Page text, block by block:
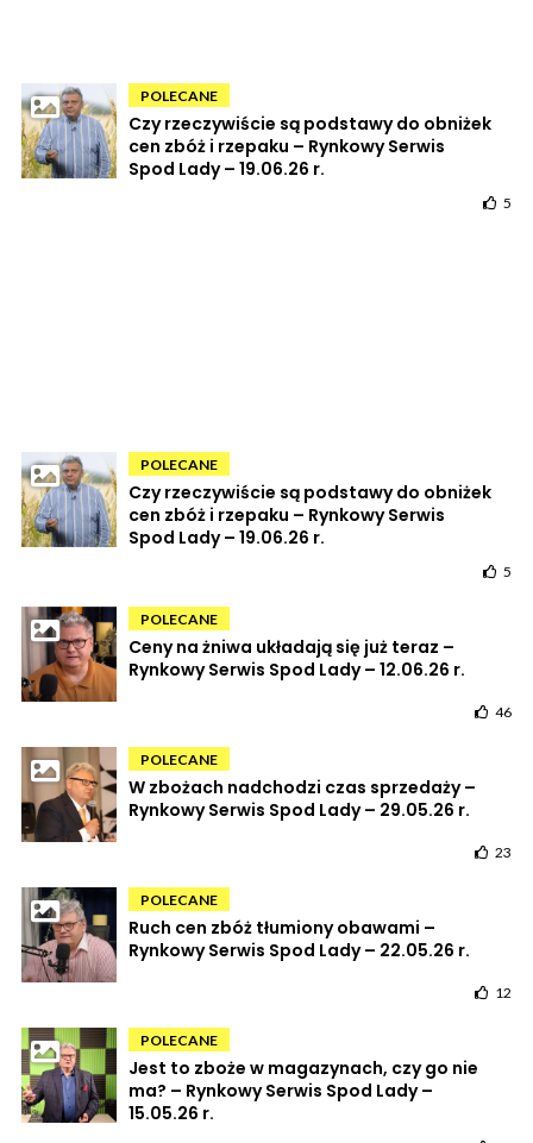
POLECANE
Czy rzeczywiście są podstawy do obniżek
cen zbóż i rzepaku – Rynkowy Serwis
Spod Lady – 19.06.26 r.
5
POLECANE
Czy rzeczywiście są podstawy do obniżek
cen zbóż i rzepaku – Rynkowy Serwis
Spod Lady – 19.06.26 r.
5
POLECANE
Ceny na żniwa układają się już teraz –
Rynkowy Serwis Spod Lady – 12.06.26 r.
46
POLECANE
W zbożach nadchodzi czas sprzedaży –
Rynkowy Serwis Spod Lady – 29.05.26 r.
23
POLECANE
Ruch cen zbóż tłumiony obawami –
Rynkowy Serwis Spod Lady – 22.05.26 r.
12
POLECANE
Jest to zboże w magazynach, czy go nie
ma? – Rynkowy Serwis Spod Lady –
15.05.26 r.